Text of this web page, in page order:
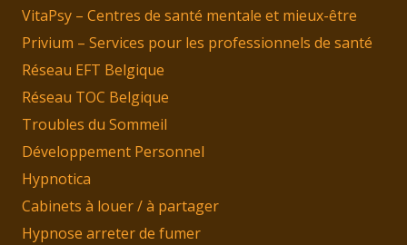
VitaPsy – Centres de santé mentale et mieux-être
Privium – Services pour les professionnels de santé
Réseau EFT Belgique
Réseau TOC Belgique
Troubles du Sommeil
Développement Personnel
Hypnotica
Cabinets à louer / à partager
Hypnose arreter de fumer